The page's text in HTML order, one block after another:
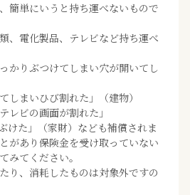
簡単にいうと持ち運べないもので
、電化製品、テレビなど持ち運べ
かりぶつけてしまい穴が開いてし
しまいひび割れた」（建物）
レビの画面が割れた」
けた」（家財）なども補償されま
があり保険金を受け取っていない
みてください。
り、消耗したものは対象外ですの